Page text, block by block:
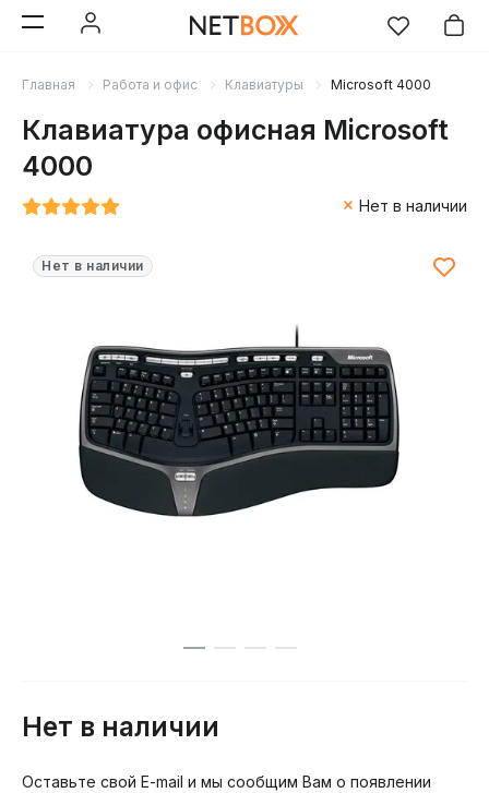
Главная Работа и офис Клавиатуры Microsoft 4000
Клавиатура офисная Microsoft
4000
Нет в наличии
Нет в наличии
Нет в наличии
Оставьте свой E-mail и мы сообщим Вам о появлении